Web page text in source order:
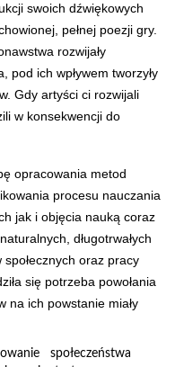
swoich dźwiękowych
pełnej poezji gry.
rozwijały
pod ich wpływem tworzyły
Gdy artyści ci rozwijali
w konsekwencji do
opracowania metod
procesu nauczania
jak i objęcia nauką coraz
długotrwałych
oraz pracy
się potrzeba powołania
na ich powstanie miały
społeczeństwa